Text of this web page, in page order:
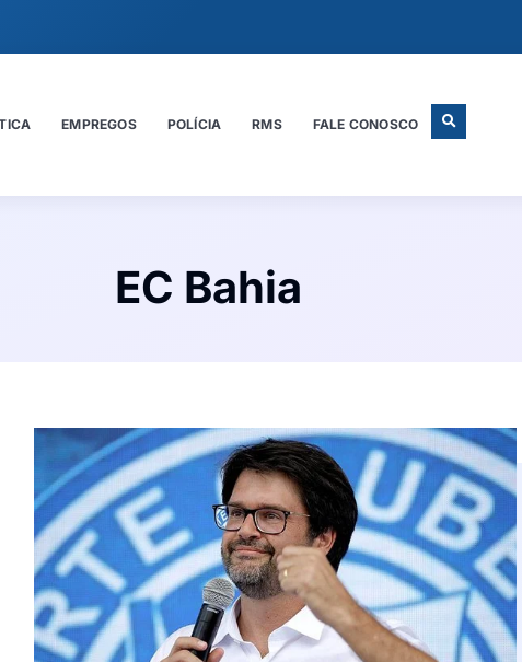
EMPREGOS POLÍCIA RMS FALE CONOSCO
EC Bahia